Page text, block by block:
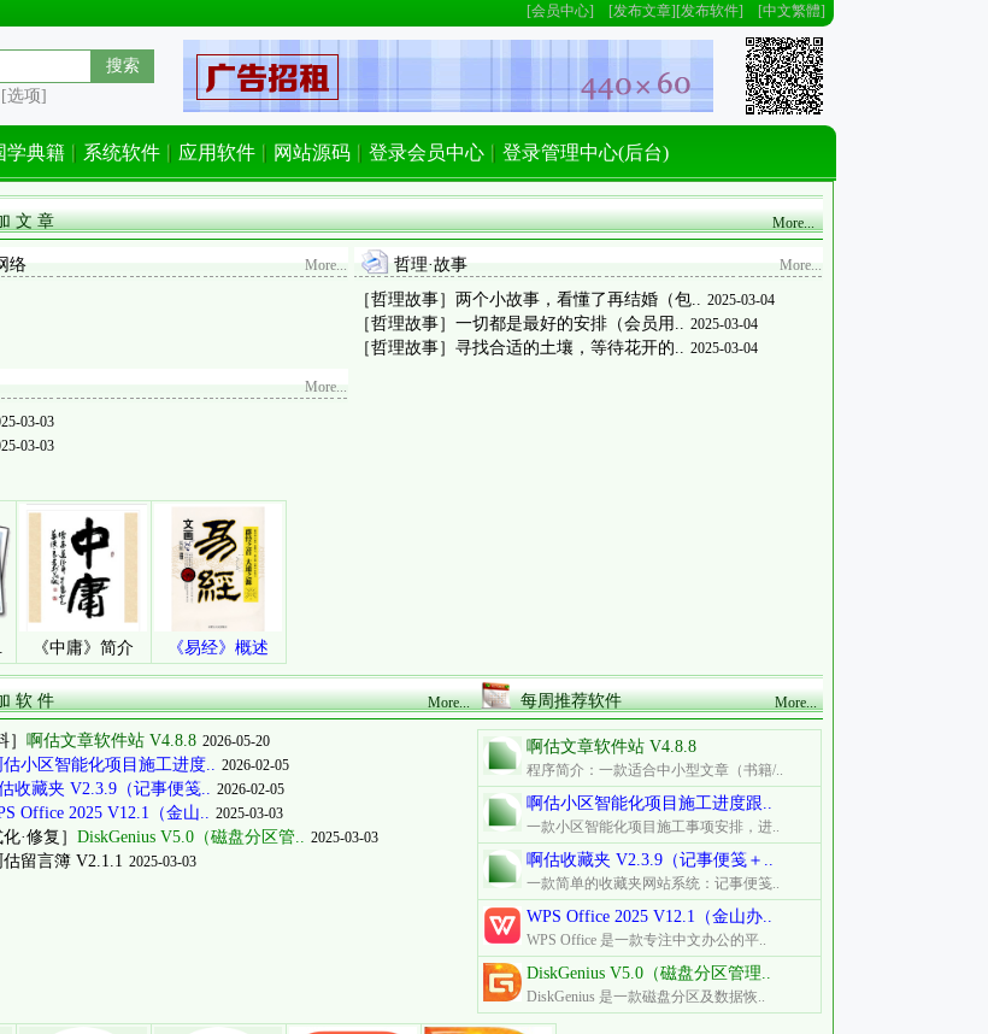
[会员中心] [发布文章][发布软件] [中文繁體]
[选项]
学典籍 系统软件 应用软件 网站源码 登录会员中心 登录管理中心(后台)
文 章 More...
络 More... 哲理·故事 More...
［哲理故事］ 两个小故事，看懂了再结婚（包.. 2025-03-04
［哲理故事］ 一切都是最好的安排（会员用.. 2025-03-04
［哲理故事］ 寻找合适的土壤，等待花开的.. 2025-03-04
More...
03-03
03-03
《中庸》简介 《易经》概述
软 件 More... 每周推荐软件 More...
啊估文章软件站 V4.8.8
程序简介：一款适合中小型文章（书籍/..
啊估小区智能化项目施工进度跟..
一款小区智能化项目施工事项安排，进..
啊估收藏夹 V2.3.9（记事便笺＋..
一款简单的收藏夹网站系统：记事便笺..
WPS Office 2025 V12.1（金山办..
WPS Office 是一款专注中文办公的平..
DiskGenius V5.0（磁盘分区管理..
DiskGenius 是一款磁盘分区及数据恢..
］ 啊估文章软件站 V4.8.8 2026-05-20
估小区智能化项目施工进度.. 2026-02-05
收藏夹 V2.3.9（记事便笺.. 2026-02-05
Office 2025 V12.1（金山.. 2025-03-03
·修复］ DiskGenius V5.0（磁盘分区管.. 2025-03-03
估留言簿 V2.1.1 2025-03-03